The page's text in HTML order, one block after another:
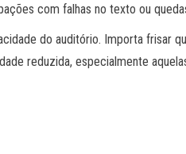
com falhas no texto ou
do auditório. Importa frisar
reduzida, especialmente